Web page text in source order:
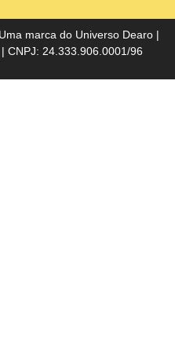
marca do Universo Dearo|
CNPJ: 24.333.906.0001/96